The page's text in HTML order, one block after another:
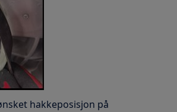
hakkeposisjon på